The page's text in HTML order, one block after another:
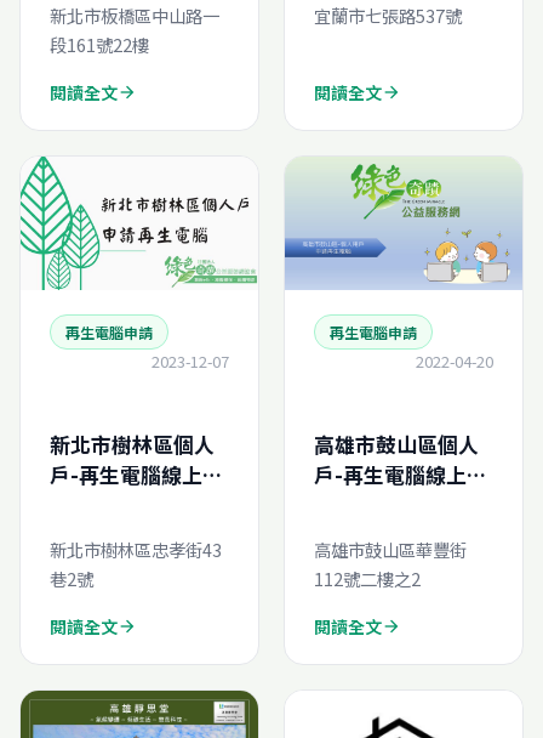
新北市板橋區中山路一
段161號22樓
閱讀全文arrow_forward
宜蘭市七張路537號
閱讀全文arrow_forward
再生電腦申請
2023-12-07
新北市樹林區個人
戶-再生電腦線上申
新北市樹林區忠孝街43
巷2號
閱讀全文arrow_forward
再生電腦申請
2022-04-20
高雄市鼓山區個人
戶-再生電腦線上申
高雄市鼓山區華豐街
112號二樓之2
閱讀全文arrow_forward